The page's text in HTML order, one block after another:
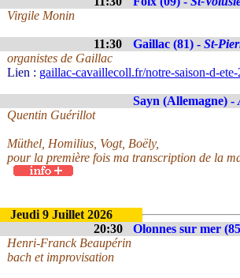
Virgile Monin
11:30 Gaillac (81) - St-
organistes de Gaillac
Lien : gaillac-cavaillecoll.fr/notre-saison-d-
Sayn (Allemagne) -
Quentin Guérillot
Müthel, Homilius, Vogt, Boëly,
pour la première fois ma transcription de la
Jeudi 9 Juillet 2026
20:30
Olonnes sur mer
Henri-Franck Beaupérin
bach et improvisation